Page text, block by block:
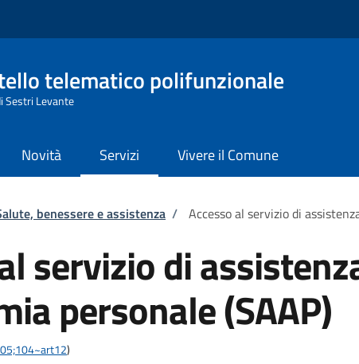
telematico polifunzionale
Sestri Levante
Novità Servizi Vivere il Comune
pane
benessere e assistenza / Accesso al servizio di
servizio di
personale (SAAP)
)